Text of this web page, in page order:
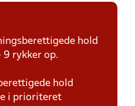
hold
rykker op.
hold
i prioriteret